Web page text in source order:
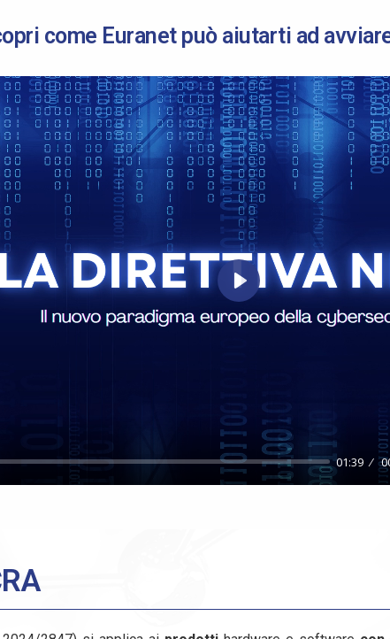
come Euranet può aiutarti ad
01:39
Play